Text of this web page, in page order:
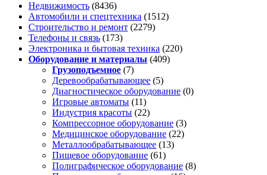
Недвижимость (8436)
Автомобили и спецтехника (1512)
Строительство и ремонт (2279)
Телефоны и связь (173)
Электроника и бытовая техника (220)
Оборудование и материалы (409)
Грузоподъемное (7)
Деревообрабатывающее (5)
Диагностическое оборудование (0)
Игровые автоматы (11)
Индустрия красоты (22)
Компрессорное оборудование (3)
Медицинское оборудование (22)
Металлообрабатывающее (13)
Пищевое оборудование (61)
Полиграфическое оборудование (8)